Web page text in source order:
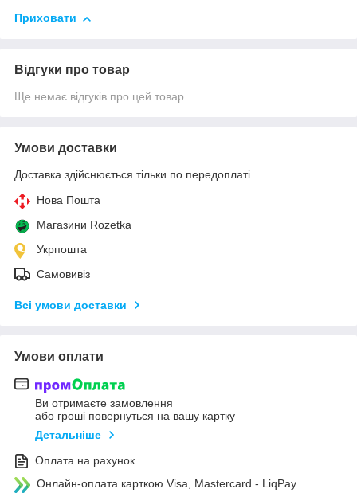
Приховати
Відгуки про товар
Ще немає відгуків про цей товар
Умови доставки
Доставка здійснюється тільки по передоплаті.
Нова Пошта
Магазини Rozetka
Укрпошта
Самовивіз
Всі умови доставки
Умови оплати
Ви отримаєте замовлення
або гроші повернуться на вашу картку
Детальніше
Оплата на рахунок
Онлайн-оплата карткою Visa, Mastercard - LiqPay